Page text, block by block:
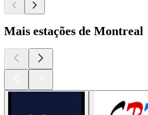
Mais estações de Montreal